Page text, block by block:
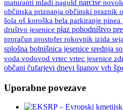
maturanti mladi nagold narcise
občinska priznanja občinski praznik
šola oš koroška bela parkiranje pinea
društvo jesenice plaz pohodništvo
proračun prostofer rokovnik izida
splošna bolnišnica jesenice srednja
voda vodovod vrtec vrtec jesenice
občani čufarjevi dnevi španov vrh
Uporabne povezave